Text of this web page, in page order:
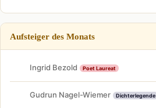
Aufsteiger des Monats
Ingrid Bezold Poet Laureat
Gudrun Nagel-Wiemer Dichterlegende